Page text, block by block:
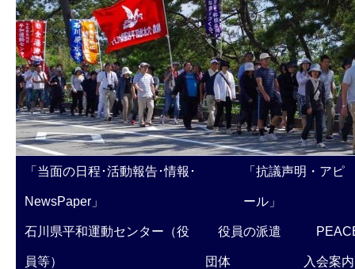
「当面の日程･活動報告･情報･
NewsPaper」
「抗議声明・アピ
ール」
石川県平和運動センター（役
員等）
役員の派遣
団体 入会案内